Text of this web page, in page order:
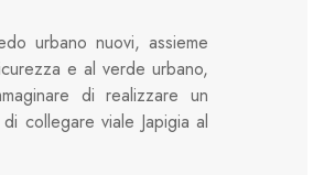
urbano nuovi, assieme
e al verde urbano,
di realizzare un
collegare viale Japigia al